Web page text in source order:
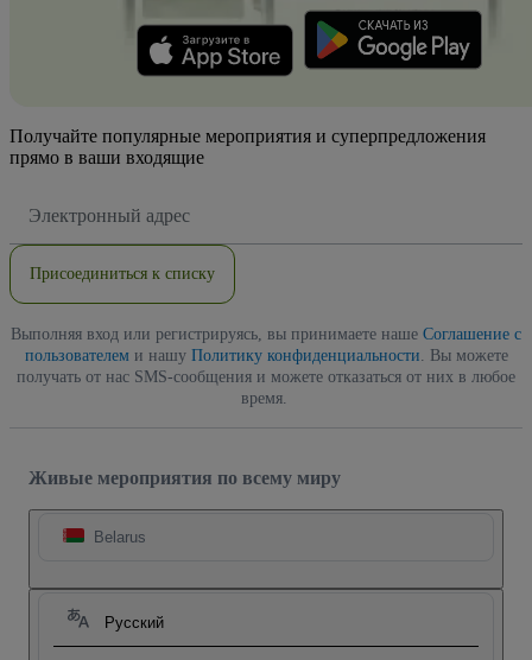
Получайте популярные мероприятия и суперпредложения
прямо в ваши входящие
электронной
Присоединиться к списку
Выполняя вход или регистрируясь, вы принимаете наше Соглашение с
пользователеми нашу Политику конфиденциальности. Вы можете
получать от нас SMS-сообщения и можете отказаться от них в любое
время.
Живые мероприятия по всему миру
Belarus
Русский